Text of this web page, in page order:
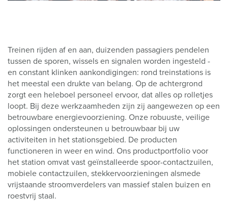
Treinen rijden af en aan, duizenden passagiers pendelen
tussen de sporen, wissels en signalen worden ingesteld -
en constant klinken aankondigingen: rond treinstations is
het meestal een drukte van belang. Op de achtergrond
zorgt een heleboel personeel ervoor, dat alles op rolletjes
loopt. Bij deze werkzaamheden zijn zij aangewezen op een
betrouwbare energievoorziening. Onze robuuste, veilige
oplossingen ondersteunen u betrouwbaar bij uw
activiteiten in het stationsgebied. De producten
functioneren in weer en wind. Ons productportfolio voor
het station omvat vast geïnstalleerde spoor-contactzuilen,
mobiele contactzuilen, stekkervoorzieningen alsmede
vrijstaande stroomverdelers van massief stalen buizen en
roestvrij staal.